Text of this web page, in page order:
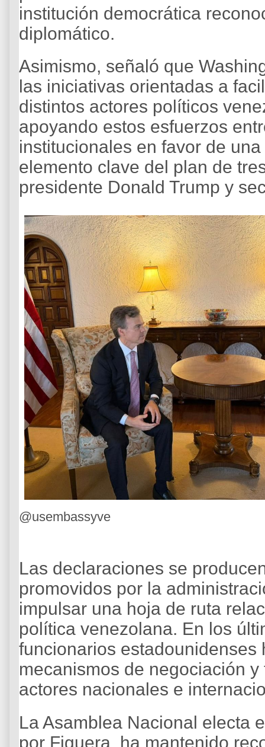
institución democrática
diplomático.
Asimismo, señaló que
las iniciativas orientadas a
distintos actores políticos
apoyando estos esfuerzos
institucionales en favor de
elemento clave del plan de
presidente Donald Trump y
@usembassyve
Las declaraciones se
promovidos por la
impulsar una hoja de ruta
política venezolana. En los
funcionarios estadounidenses
mecanismos de negociación
actores nacionales e
La Asamblea Nacional electa
por Figuera, ha mantenido